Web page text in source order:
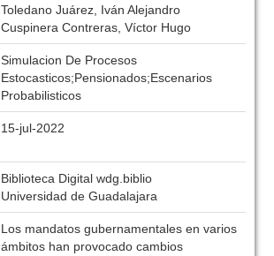
Toledano Juárez, Iván Alejandro
Cuspinera Contreras, Víctor Hugo
Simulacion De Procesos
Estocasticos;Pensionados;Escenarios
Probabilisticos
15-jul-2022
Biblioteca Digital wdg.biblio
Universidad de Guadalajara
Los mandatos gubernamentales en varios
ámbitos han provocado cambios